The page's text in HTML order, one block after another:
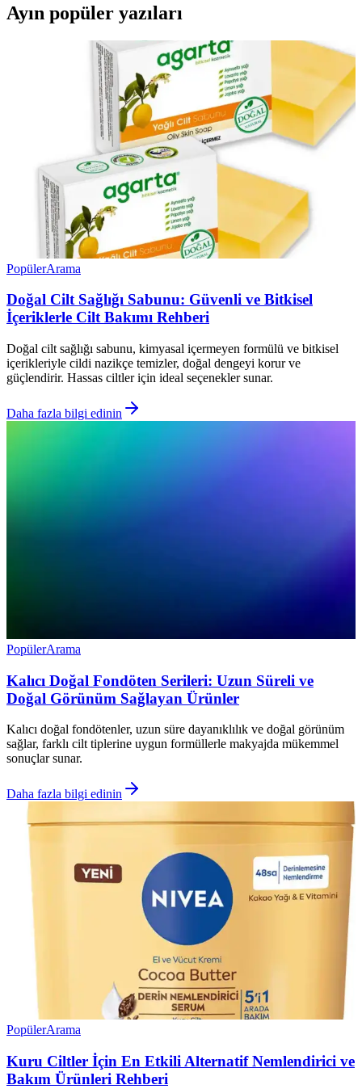
Ayın popüler yazıları
PopülerArama
Doğal Cilt Sağlığı Sabunu: Güvenli ve Bitkisel
İçeriklerle Cilt Bakımı Rehberi
Doğal cilt sağlığı sabunu, kimyasal içermeyen formülü ve bitkisel
içerikleriyle cildi nazikçe temizler, doğal dengeyi korur ve
güçlendirir. Hassas ciltler için ideal seçenekler sunar.
Daha fazla bilgi edinin
PopülerArama
Kalıcı Doğal Fondöten Serileri: Uzun Süreli ve
Doğal Görünüm Sağlayan Ürünler
Kalıcı doğal fondötenler, uzun süre dayanıklılık ve doğal görünüm
sağlar, farklı cilt tiplerine uygun formüllerle makyajda mükemmel
sonuçlar sunar.
Daha fazla bilgi edinin
PopülerArama
Kuru Ciltler İçin En Etkili Alternatif Nemlendirici ve
Bakım Ürünleri Rehberi